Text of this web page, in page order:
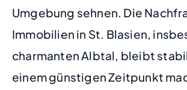
Umgebung sehnen. Die
Immobilien in St. Blasien,
charmanten Albtal, bleibt
einem günstigen Zeitpunkt